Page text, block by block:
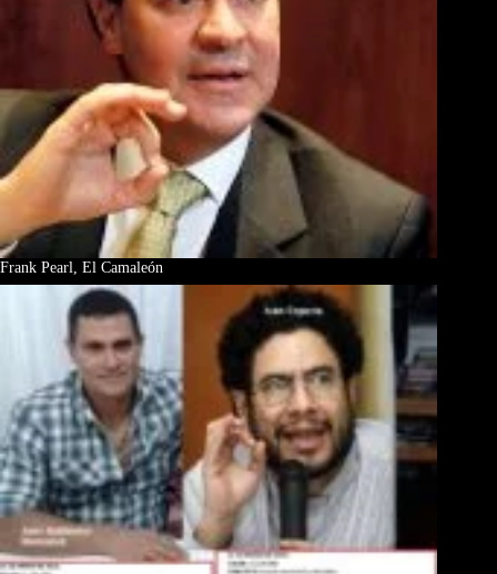
Frank Pearl, El Camaleón